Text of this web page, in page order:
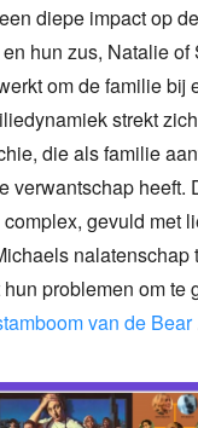
diepe impact op
hun zus, Natalie of
om de familie bij
strekt
die als familie
verwantschap heeft.
gevuld met
nalatenschap
problemen om te
van de Bear